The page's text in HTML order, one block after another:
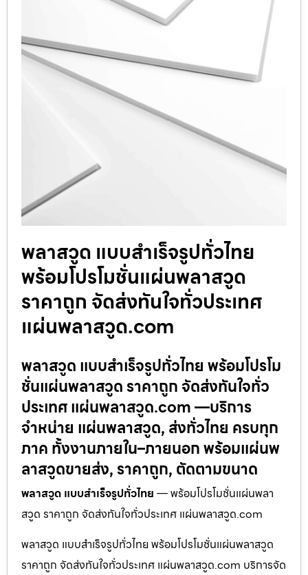
พลาสวูด แบบสำเร็จรูปทั่วไทย
พร้อมโปรโมชั่นแผ่นพลาสวูด
ราคาถูก จัดส่งทันใจทั่วประเทศ
แผ่นพลาสวูด.com
พลาสวูด แบบสำเร็จรูปทั่วไทย พร้อมโปรโม
ชั่นแผ่นพลาสวูด ราคาถูก จัดส่งทันใจทั่ว
ประเทศ แผ่นพลาสวูด.com —บริการ
จำหน่าย แผ่นพลาสวูด, ส่งทั่วไทย ครบทุก
ภาค ทั้งงานภายใน–ภายนอก พร้อมแผ่นพ
ลาสวูดขายส่ง, ราคาถูก, ตัดตามขนาด
พลาสวูด แบบสำเร็จรูปทั่วไทย — พร้อมโปรโมชั่นแผ่นพลา
สวูด ราคาถูก จัดส่งทันใจทั่วประเทศ แผ่นพลาสวูด.com
พลาสวูด แบบสำเร็จรูปทั่วไทย พร้อมโปรโมชั่นแผ่นพลาสวูด
ราคาถูก จัดส่งทันใจทั่วประเทศ แผ่นพลาสวูด.com บริการจัด